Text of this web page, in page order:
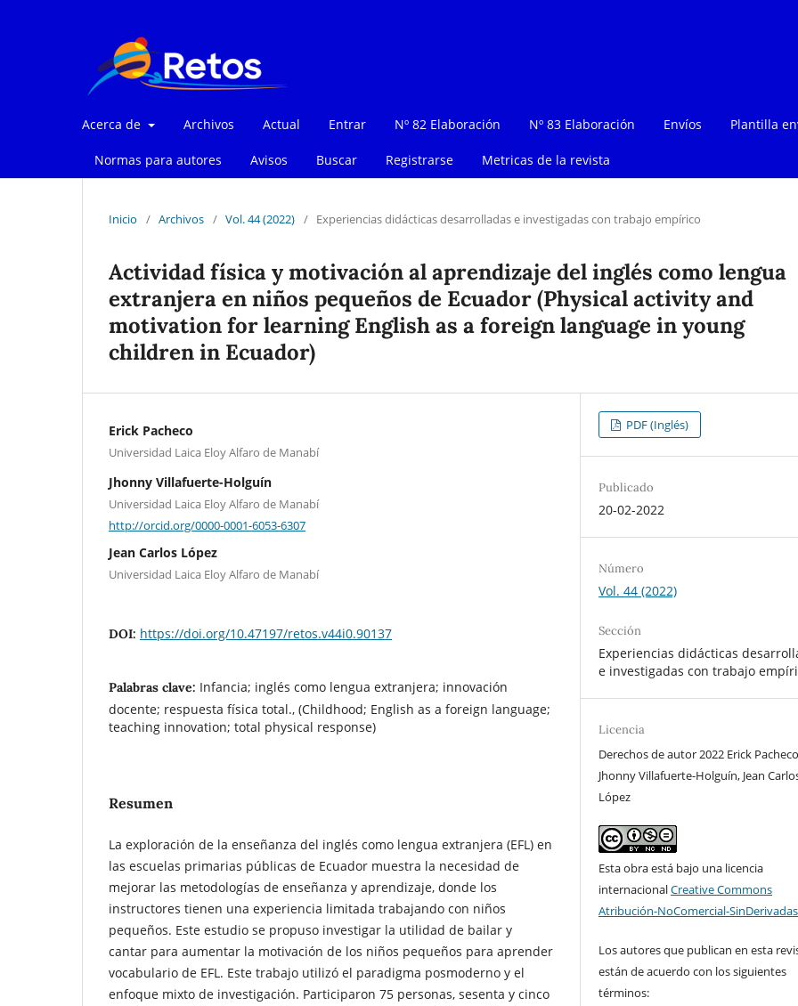
Acerca de Archivos Actual Entrar Nº 82 Elaboración Nº 83 Elaboración Envíos Plantilla
Normas para autores Avisos Buscar Registrarse Metricas de la revista
Inicio / Archivos / Vol. 44 (2022) / Experiencias didácticas desarrolladas e investigadas con trabajo empírico
Actividad física y motivación al aprendizaje del inglés como lengua
extranjera en niños pequeños de Ecuador (Physical activity and
motivation for learning English as a foreign language in young
children in Ecuador)
Erick Pacheco
Universidad Laica Eloy Alfaro de Manabí
Jhonny Villafuerte-Holguín
Universidad Laica Eloy Alfaro de Manabí
http://orcid.org/0000-0001-6053-6307
Jean Carlos López
Universidad Laica Eloy Alfaro de Manabí
DOI: https://doi.org/10.47197/retos.v44i0.90137
Palabras clave: Infancia; inglés como lengua extranjera; innovación
docente; respuesta física total., (Childhood; English as a foreign language;
teaching innovation; total physical response)
Resumen
La exploración de la enseñanza del inglés como lengua extranjera (EFL) en
las escuelas primarias públicas de Ecuador muestra la necesidad de
mejorar las metodologías de enseñanza y aprendizaje, donde los
instructores tienen una experiencia limitada trabajando con niños
pequeños. Este estudio se propuso investigar la utilidad de bailar y
cantar para aumentar la motivación de los niños pequeños para aprender
vocabulario de EFL. Este trabajo utilizó el paradigma posmoderno y el
enfoque mixto de investigación. Participaron 75 personas, sesenta y cinco
PDF (Inglés)
Publicado
20-02-2022
Número
Vol. 44 (2022)
Sección
Experiencias didácticas
e investigadas con trabajo
Licencia
Derechos de autor 2022 Erick
Jhonny Villafuerte-Holguín, Jean
López
Esta obra está bajo una licencia
internacionalCreative Commons
Atribución-NoComercial-
Los autores que publican en esta
están de acuerdo con los siguientes
términos: